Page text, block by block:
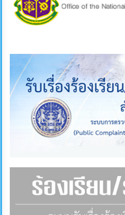
มาตรการ
ภายใน
การ
ทุจริต
Q&A